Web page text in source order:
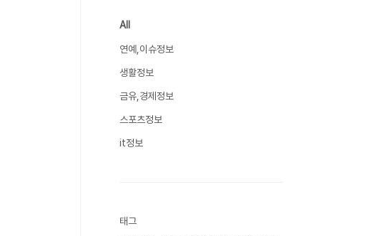
All
연예,이슈정보
생활정보
금유,경제정보
스포츠정보
it정보
태그